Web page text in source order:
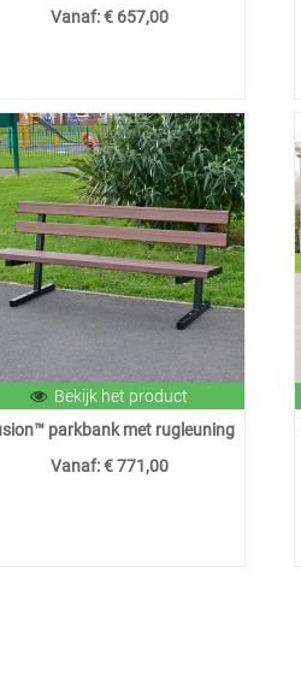
Vanaf:€ 657,00
Bekijk het product
parkbank met rugleuning
Vanaf:€ 771,00